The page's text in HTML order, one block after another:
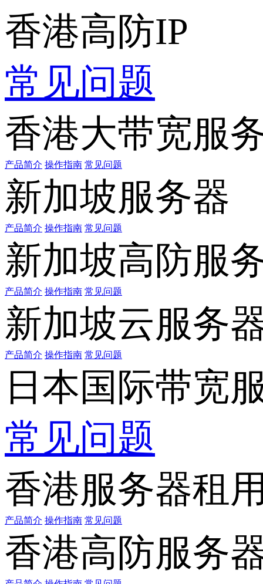
香港高防IP
常见问题
香港大带宽服
产品简介 操作指南 常见问题
新加坡服务器
产品简介 操作指南 常见问题
新加坡高防服
产品简介 操作指南 常见问题
新加坡云服务
产品简介 操作指南 常见问题
日本国际带宽
常见问题
香港服务器租
产品简介 操作指南 常见问题
香港高防服务